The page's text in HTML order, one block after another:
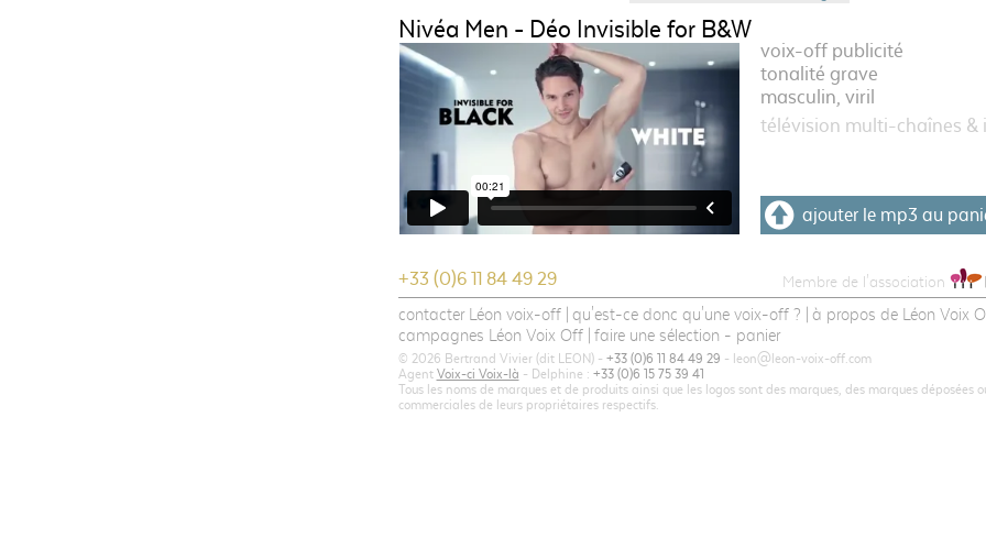
Nivéa Men - Déo Invisible for B&W
voix-off publicité
tonalité grave
masculin, viril
télévision multi-chaînes &
ajouter le mp3 au
+33 (0)6 11 84 49 29 Membre de l'association
contacter Léon voix-off qu'est-ce donc qu'une voix-off ?
à propos de Léon Voix
campagnes Léon Voix Off faire une sélection - panier
© 2026 Bertrand Vivier (dit LEON) - +33 (0)6 11 84 49 29 - leon@leon-voix-off.com
Agent Voix-ci Voix-là - Delphine : +33 (0)6 15 75 39 41
Tous les noms de marques et de produits ainsi que les logos sont des marques, des marques déposées
commerciales de leurs propriétaires respectifs.